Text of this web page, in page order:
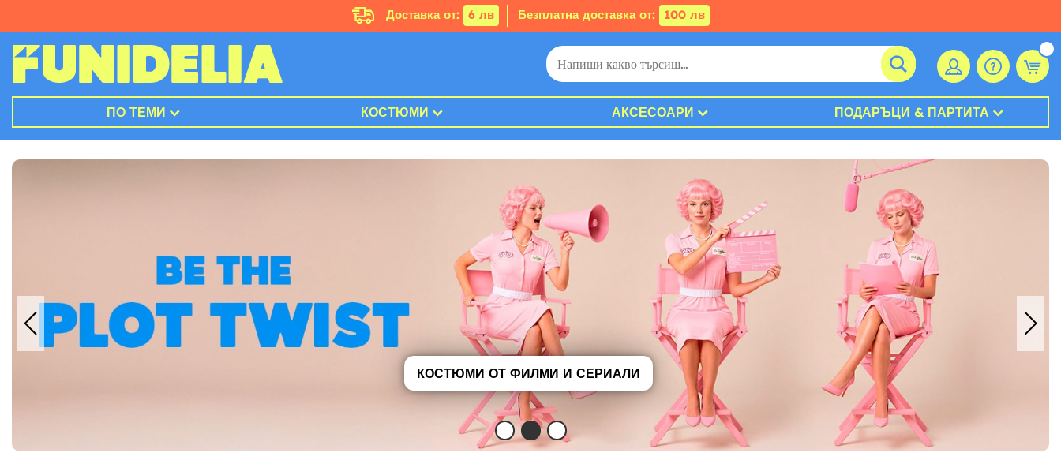
Доставка от: 6 лв Безплатна доставка от: 100 лв
ПО ТЕМИ КОСТЮМИ АКСЕСОАРИ ПОДАРЪЦИ & ПАРТИТА
КОСТЮМИ НА ЖИВОТНИ